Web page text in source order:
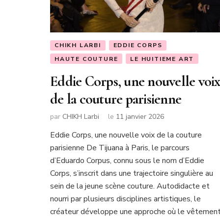
CHIKH LARBI
EDDIE CORPS
HAUTE COUTURE
LE HUITIEME ART
Eddie Corps, une nouvelle voix
de la couture parisienne
par CHIKH Larbi le 11 janvier 2026
Eddie Corps, une nouvelle voix de la couture
parisienne De Tijuana à Paris, le parcours
d’Eduardo Corpus, connu sous le nom d’Eddie
Corps, s’inscrit dans une trajectoire singulière au
sein de la jeune scène couture. Autodidacte et
nourri par plusieurs disciplines artistiques, le
créateur développe une approche où le